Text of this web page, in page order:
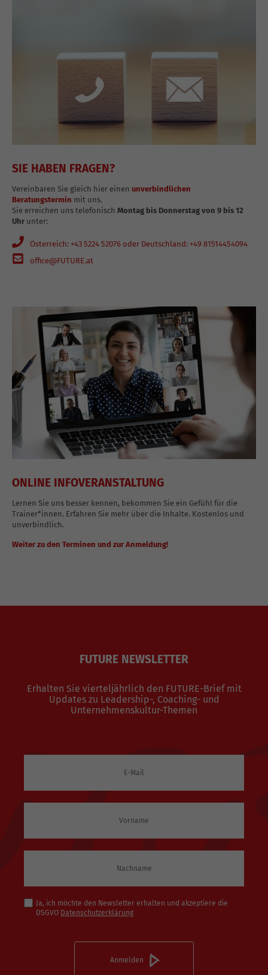
SIE HABEN FRAGEN?
Vereinbaren Sie gleich hier einen unverbindlichen
Beratungstermin mit uns.
Sie erreichen uns telefonisch Montag bis Donnerstag von 9 bis 12
Uhr unter:
Österreich: +43 5224 52076 oder Deutschland: +49 81514454094
office@FUTURE.at
ONLINE INFOVERANSTALTUNG
Lernen Sie uns besser kennen, bekommen Sie ein Gefühl für die
Trainer*innen. Erfahren Sie mehr über die Inhalte. Kostenlos und
unverbindlich.
Weiter zu den Terminen und zur Anmeldung!
FUTURE NEWSLETTER
Erhalten Sie vierteljährlich den FUTURE-Brief mit
Updates zu Leadership-, Coaching- und
Unternehmenskultur-Themen
Ja, ich möchte den Newsletter erhalten und akzeptiere die
DSGVO Datenschutzerklärung